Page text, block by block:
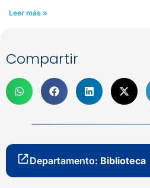
Leer más »
Compartir
Departamento: Biblioteca